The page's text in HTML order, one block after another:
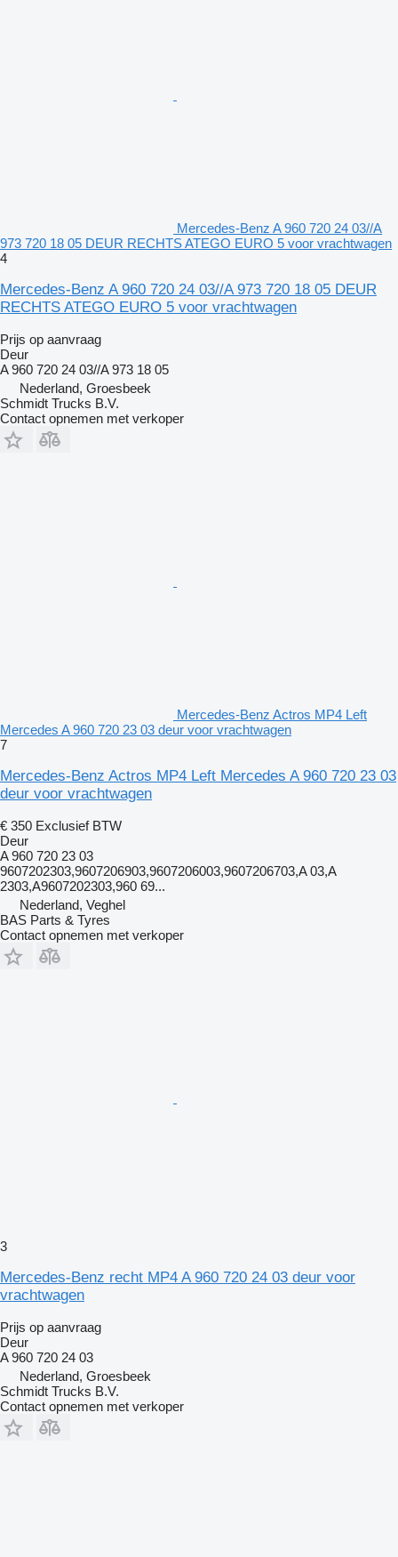
Mercedes-Benz A 960 720 24 03//A
973 720 18 05 DEUR RECHTS ATEGO EURO 5 voor vrachtwagen
4
Mercedes-Benz A 960 720 24 03//A 973 720 18 05 DEUR
RECHTS ATEGO EURO 5 voor vrachtwagen
Prijs op aanvraag
Deur
A 960 720 24 03//A 973 18 05
Nederland, Groesbeek
Schmidt Trucks B.V.
Contact opnemen met verkoper
Mercedes-Benz Actros MP4 Left
Mercedes A 960 720 23 03 deur voor vrachtwagen
7
Mercedes-Benz Actros MP4 Left Mercedes A 960 720 23 03
deur voor vrachtwagen
€ 350 Exclusief BTW
Deur
A 960 720 23 03
9607202303,9607206903,9607206003,9607206703,A 03,A
2303,A9607202303,960 69...
Nederland, Veghel
BAS Parts & Tyres
Contact opnemen met verkoper
3
Mercedes-Benz recht MP4 A 960 720 24 03 deur voor
vrachtwagen
Prijs op aanvraag
Deur
A 960 720 24 03
Nederland, Groesbeek
Schmidt Trucks B.V.
Contact opnemen met verkoper